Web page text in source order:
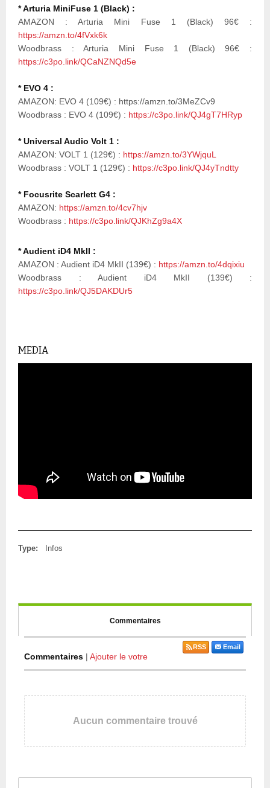
* Arturia MiniFuse 1 (Black) :
AMAZON : Arturia Mini Fuse 1 (Black) 96€ :
https://amzn.to/4fVxk6k
Woodbrass : Arturia Mini Fuse 1 (Black) 96€ :
https://c3po.link/QCaNZNQd5e
* EVO 4 :
AMAZON: EVO 4 (109€) : https://amzn.to/3MeZCv9
Woodbrass : EVO 4 (109€) : https://c3po.link/QJ4gT7HRyp
* Universal Audio Volt 1 :
AMAZON: VOLT 1 (129€) : https://amzn.to/3YWjquL
Woodbrass : VOLT 1 (129€) : https://c3po.link/QJ4yTndtty
* Focusrite Scarlett G4 :
AMAZON: https://amzn.to/4cv7hjv
Woodbrass : https://c3po.link/QJKhZg9a4X
* Audient iD4 MkII :
AMAZON : Audient iD4 MkII (139€) : https://amzn.to/4dqixiu
Woodbrass : Audient iD4 MkII (139€) :
https://c3po.link/QJ5DAKDUr5
MEDIA
Type: Infos
Commentaires
Commentaires | Ajouter le votre
Email
RSS
Aucun commentaire trouvé